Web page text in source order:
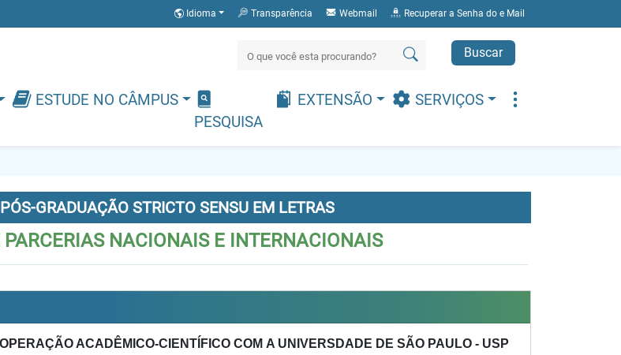
Idioma Transparência Webmail Recuperar a Senha do e Mail
Buscar
ESTUDE NO CÂMPUS
PESQUISA
EXTENSÃO SERVIÇOS
GRADUAÇÃO STRICTO SENSU EM LETRAS
PARCERIAS NACIONAIS E INTERNACIONAIS
ACADÊMICO-CIENTÍFICO COM A UNIVERSDADE DE SÃO PAULO - USP